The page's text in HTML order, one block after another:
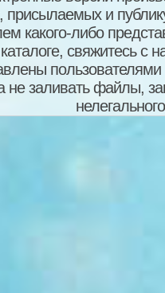
присылаемых и
какого-либо
свяжитесь
пользователями
не заливать файлы,